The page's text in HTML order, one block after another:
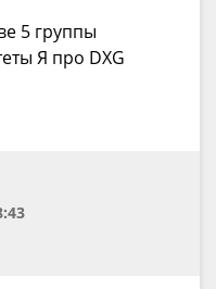
5 группы
Я про DXG